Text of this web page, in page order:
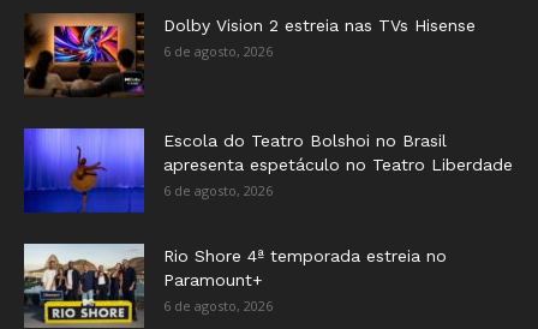
Dolby Vision 2 estreia nas TVs Hisense
6 de agosto, 2026
Escola do Teatro Bolshoi no Brasil
apresenta espetáculo no Teatro Liberdade
6 de agosto, 2026
Rio Shore 4ª temporada estreia no
Paramount+
6 de agosto, 2026